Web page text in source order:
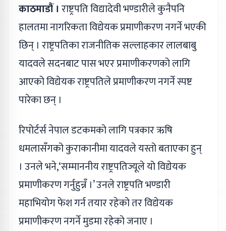
काठमाडौं । राष्ट्रपति विद्यादेवी भण्डारीले कुनैपनि
हालतमा नागरिकता विद्येयक प्रमाणीकरण नगर्ने भएकी
छिन् । राष्ट्रपतिका राजनीतिक सल्लाहकार लालबाबु
यादवले सदनबाट पास भएर प्रमाणीकरणको लागि
आएको विद्येयक राष्ट्रपतिले प्रमाणीकरण नगर्ने स्पष्ट
पारेका छन् ।
रिपोर्टर्स नेपाल डटकमको लागि पत्रकार ऋषि
धमलासँगको कुराकानीमा यादवले यस्तो बताएका हुन्
। उनले भने,‘सम्माननीय राष्ट्रपतिज्यूले यो विद्येयक
प्रमाणीकरण गर्नुहुन्नँ ।’ उनले राष्ट्रपति भण्डारी
महाभियोग फेश गर्न तयार रहेको तर विद्येयक
प्रमाणीकरण नगर्ने मुडमा रहेको जनाए ।